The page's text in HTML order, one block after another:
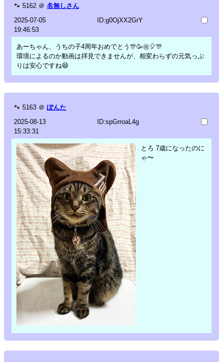
🐾 5162 ＠ 名無しさん
2025-07-05
19:46:53
ID:g0OjXX2GrY
あーちゃん、うちの子4周年おめでとう🎊🥳㊗️🎈🎊
環境によるのか動画は拝見できませんが、相変わらずの元気っぷ
りは安心ですね😆
🐾 5163 ＠ ぽんた
2025-08-13
15:33:31
ID:spGrroaL4g
とろ 7歳になったのに
ゃ〜